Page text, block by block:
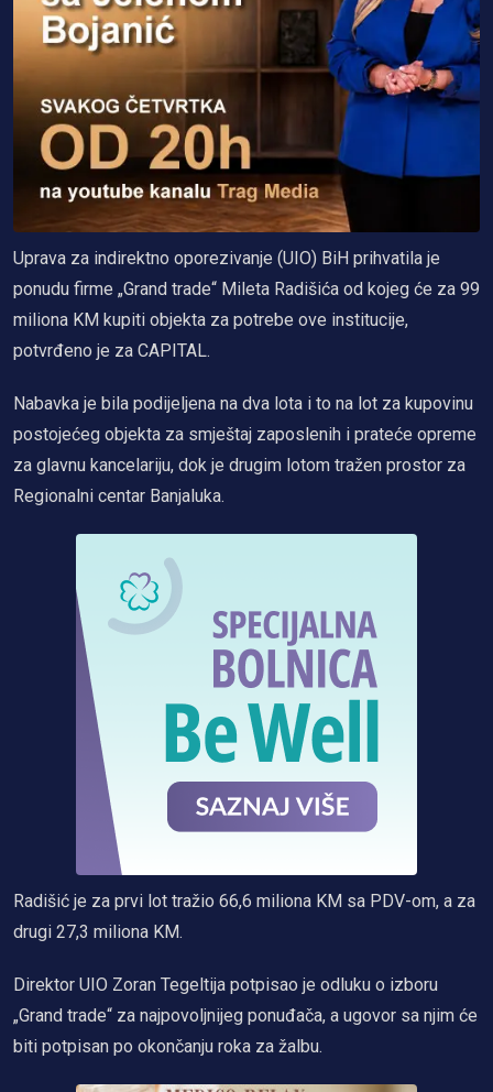
Uprava za indirektno oporezivanje (UIO) BiH prihvatila je
ponudu firme „Grand trade“ Mileta Radišića od kojeg će za 99
miliona KM kupiti objekta za potrebe ove institucije,
potvrđeno je za CAPITAL.
Nabavka je bila podijeljena na dva lota i to na lot za kupovinu
postojećeg objekta za smještaj zaposlenih i prateće opreme
za glavnu kancelariju, dok je drugim lotom tražen prostor za
Regionalni centar Banjaluka.
Radišić je za prvi lot tražio 66,6 miliona KM sa PDV-om, a za
drugi 27,3 miliona KM.
Direktor UIO Zoran Tegeltija potpisao je odluku o izboru
„Grand trade“ za najpovoljnijeg ponuđača, a ugovor sa njim će
biti potpisan po okončanju roka za žalbu.